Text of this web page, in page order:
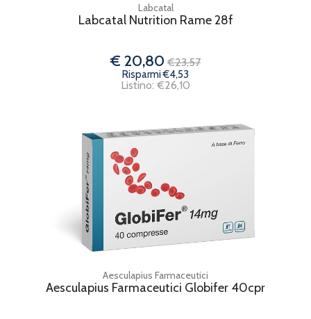
Labcatal
Labcatal Nutrition Rame 28f
€ 20,80 €23,57
Risparmi €4,53
Listino: €26,10
Aesculapius Farmaceutici
Aesculapius Farmaceutici Globifer 40cpr